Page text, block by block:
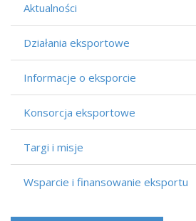
Aktualności
Działania eksportowe
Informacje o eksporcie
Konsorcja eksportowe
Targi i misje
Wsparcie i finansowanie eksportu